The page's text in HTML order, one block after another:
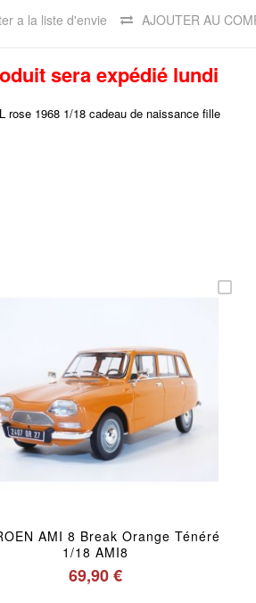
a la liste d'envie AJOUTER AU
sera expédié lundi
rose 1968 1/18 cadeau de naissance fille
AMI 8 Break Orange Ténéré
1/18 AMI8
69,90 €